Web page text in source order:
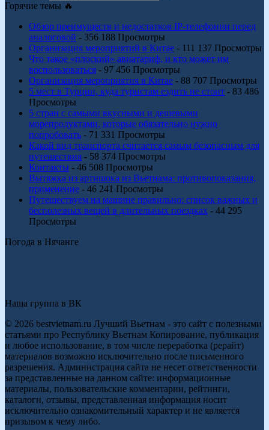
Горячие темы 🔥
Обзор преимуществ и недостатков IP-телефонии перед
аналоговой - 356 188 Просмотры
Организация мероприятий в Китае - 111 137 Просмотры
Что такое «плоский» авиатариф, и кто может им
воспользоваться - 97 456 Просмотры
Организация мероприятия в Китае - 88 707 Просмотры
5 мест в Турции, куда туристам ездить не стоит - 83 486
Просмотры
5 стран с самыми вкусными и дешевыми
морепродуктами, которые обязательно нужно
попробовать - 71 331 Просмотры
Какой вид транспорта считается самым безопасным для
путешествия - 58 374 Просмотры
Контакты - 46 508 Просмотры
Вытяжка из артишока из Вьетнама: противопоказания,
применение - 46 241 Просмотры
Путешествуем на машине правильно: список важных и
бесполезных вещей в длительных поездках - 44 295
Просмотры
Погода в Нячанге
Наша группа в ВК
© 2026 bestvietnam.ru Лучший Вьетнам - это сайт с полезными
статьями про Республику Вьетнам Копирование, публикация
и любое использование, в том числе переработка (рерайт)
материалов возможно исключительно после письменного
разрешения. Администрация сайта не несет ответственности
за представленные на данном сайте: информационные
материалы, пользовательские комментарии, рейтинги,
каталоги, отзывы, представленная информация носит
исключительно ознакомительный характер и не является
призывом к чему либо.